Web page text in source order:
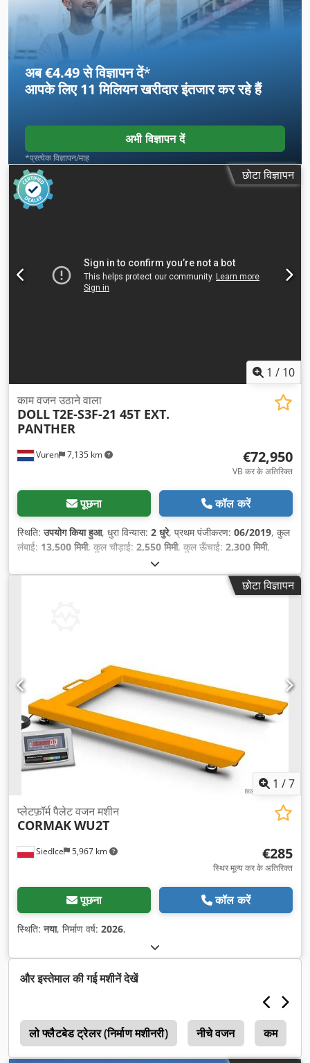
अब €4.49 से विज्ञापन दें*
आपके लिए11 मिलियन खरीदारइंतजार कर रहे हैं
अभी विज्ञापन दें
*प्रत्येक विज्ञापन/माह
छोटा विज्ञापन
1 / 10
Vuren 7,135 km
काम वजन उठाने वाला
DOLLT2E-S3F-21 45T EXT.
PANTHER
€72,950
VB कर के अतिरिक्त
पूछना कॉल करें
स्थिति:उपयोग किया हुआ, धुरा विन्यास: 2 धुरे, प्रथम पंजीकरण: 06/2019, कुल
लंबाई: 13,500 मिमी, कुल चौड़ाई: 2,550 मिमी, कुल ऊँचाई: 2,300 मिमी,
, टायर का आकार:245/70R17,5
2019,
छोटा विज्ञापन
1 /7
Siedlce 5,967 km
प्लेटफ़ॉर्म पैलेट वजन मशीन
CORMAKWU2T
€285
स्थिर मूल्य कर के अतिरिक्त
पूछना कॉल करें
स्थिति:नया, निर्माण वर्ष: 2026,
और इस्तेमाल की गई मशीनें देखें
लो फ्लैटबेड ट्रेलर (निर्माण मशीनरी) नीचे वजन कम